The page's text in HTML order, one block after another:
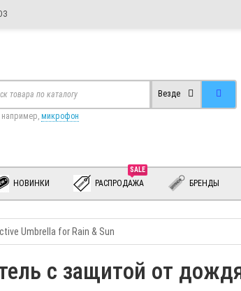
Везде
микрофон
НОВИНКИ
SALE
РАСПРОДАЖА БРЕНДЫ
Umbrella for Rain & Sun
с защитой от